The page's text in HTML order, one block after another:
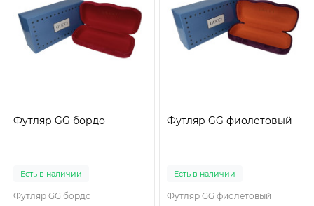
Футляр GG бордо
Есть в наличии
Футляр GG бордо
Футляр GG фиолетовый
Есть в наличии
Футляр GG фиолетовый